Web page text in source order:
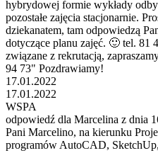
hybrydowej formie wykłady
pozostałe zajęcia stacjonarnie.
dziekanatem, tam odpowiedzą
dotyczące planu zajęć. 🙂 tel. 81
związane z rekrutacją,
94 73" Pozdrawiamy!
17.01.2022
17.01.2022
WSPA
odpowiedź dla Marcelina z dnia
Pani Marcelino, na kierunku
programów AutoCAD,